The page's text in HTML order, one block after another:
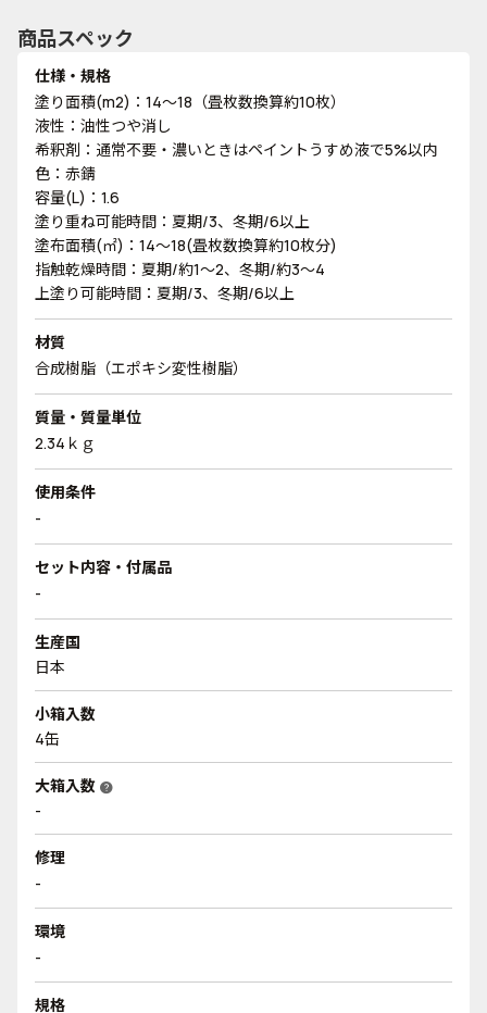
商品スペック
仕様・規格
塗り面積(m2)：14～18（畳枚数換算約10枚）
液性：油性つや消し
希釈剤：通常不要・濃いときはペイントうすめ液で5%以内
色：赤錆
容量(L)：1.6
塗り重ね可能時間：夏期/3、冬期/6以上
塗布面積(㎡)：14～18(畳枚数換算約10枚分)
指触乾燥時間：夏期/約1～2、冬期/約3～4
上塗り可能時間：夏期/3、冬期/6以上
材質
合成樹脂（エポキシ変性樹脂）
質量・質量単位
2.34ｋｇ
使用条件
-
セット内容・付属品
-
生産国
日本
小箱入数
4缶
大箱入数 help
-
修理
-
環境
-
規格